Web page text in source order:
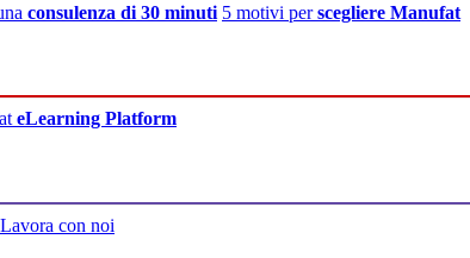
consulenza di 30 minuti 5 motivi perscegliere Manufat
eLearning Platform
Lavora con noi